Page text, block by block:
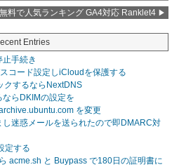
無料で人気ランキング GA4対応 Ranklet4
Entries
手続き
コード設定しiCloudを保護する
クするならNextDNS
らDKIMの設定を
を変更
迷惑メールを送られたので即DMARC対
定する
acme.sh と Buypass で180日の証明書に